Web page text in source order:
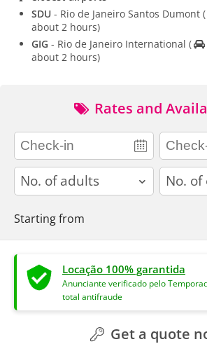
SDU - Rio de Janeiro Santos Dumont (
about 2 hours)
GIG - Rio de Janeiro International (
about 2 hours)
Rates and
adults children
Starting from
Locação 100% garantida
Anunciante verificado pelo
total antifraude
Get a quote